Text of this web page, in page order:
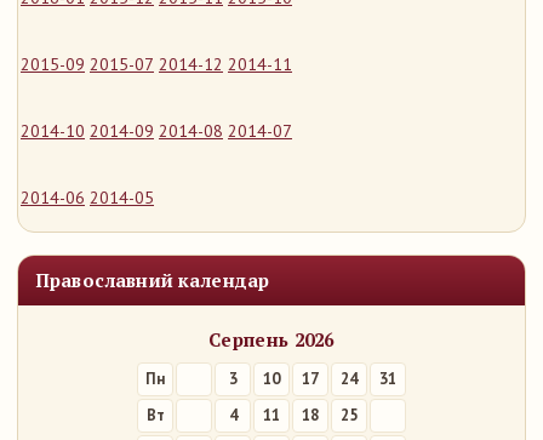
2015-09 2015-07 2014-12 2014-11
2014-10 2014-09 2014-08 2014-07
2014-06 2014-05
Православний календар
Серпень 2026
Пн 3 10 17 24
31
Вт
4 11 18
25